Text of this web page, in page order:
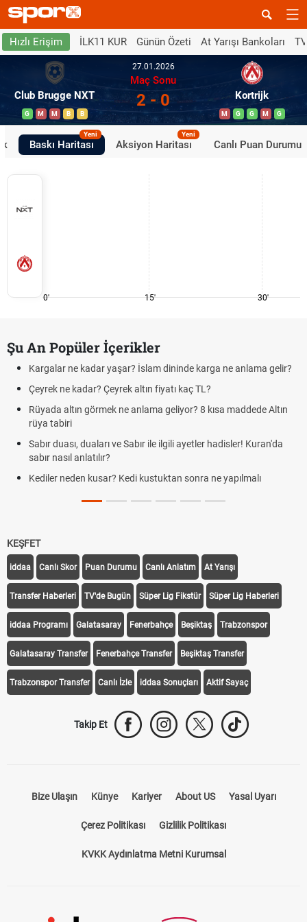
Hızlı Erişim İLK11 KUR Günün Özeti At Yarışı Bankoları
Club Brugge NXT
G M M B B
27.01.2026
Maç Sonu
2 - 0 Kortrijk
M G G M G
Baskı Haritası
Yeni
Aksiyon Haritası
Yeni
Canlı Puan Durumu
0' 15' 30'
Şu An Popüler İçerikler
Kargalar ne kadar yaşar? İslam dininde karga ne anlama gelir?
Çeyrek ne kadar? Çeyrek altın fiyatı kaç TL?
Rüyada altın görmek ne anlama geliyor? 8 kısa maddede Altın
rüya tabiri
Sabır duası, duaları ve Sabır ile ilgili ayetler hadisler! Kuran'da
sabır nasıl anlatılır?
Kediler neden kusar? Kedi kustuktan sonra ne yapılmalı
KEŞFET
iddaa Canlı Skor Puan Durumu Canlı Anlatım At Yarışı
Transfer Haberleri TV'de Bugün Süper Lig Fikstür Süper Lig Haberleri
iddaa Programı Galatasaray Fenerbahçe Beşiktaş Trabzonspor
Galatasaray Transfer Fenerbahçe Transfer Beşiktaş Transfer
Trabzonspor Transfer Canlı İzle iddaa Sonuçları Aktif Sayaç
Takip Et
Bize Ulaşın Künye Kariyer About US Yasal Uyarı
Çerez Politikası Gizlilik Politikası
KVKK Aydınlatma Metni Kurumsal